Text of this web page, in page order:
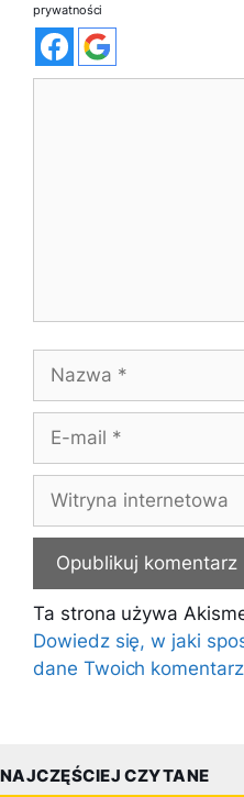
prywatności
Nazwa
Witryna
internetowa
Ta strona używa
Dowiedz się, w jaki
dane Twoich
NAJCZĘŚCIEJ CZYTANE